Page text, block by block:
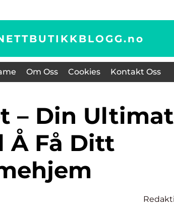
no
Om Oss Cookies Kontakt Oss
Å Få Ditt